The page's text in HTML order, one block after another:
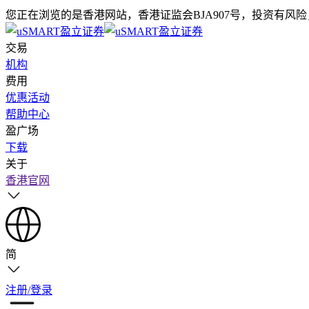
您正在浏览的是香港网站，香港证监会BJA907号，投资有风
交易
机构
费用
优惠活动
帮助中心
盈广场
下载
关于
香港官网
简
注册/登录